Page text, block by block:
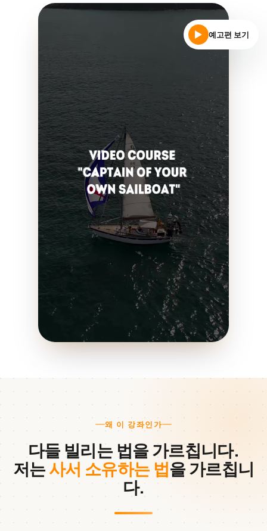
예고편 보기
왜 이 강좌인가
다들 빌리는 법을 가르칩니다.
저는사서 소유하는 법을 가르칩니
다.